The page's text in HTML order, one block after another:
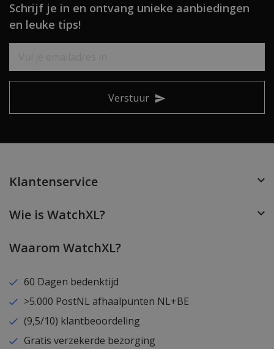
Schrijf je in en ontvang unieke aanbiedingen
en leuke tips!
Verstuur
Klantenservice
Wie is WatchXL?
Waarom WatchXL?
60 Dagen bedenktijd
>5.000 PostNL afhaalpunten NL+BE
(9,5/10) klantbeoordeling
Gratis verzekerde bezorging